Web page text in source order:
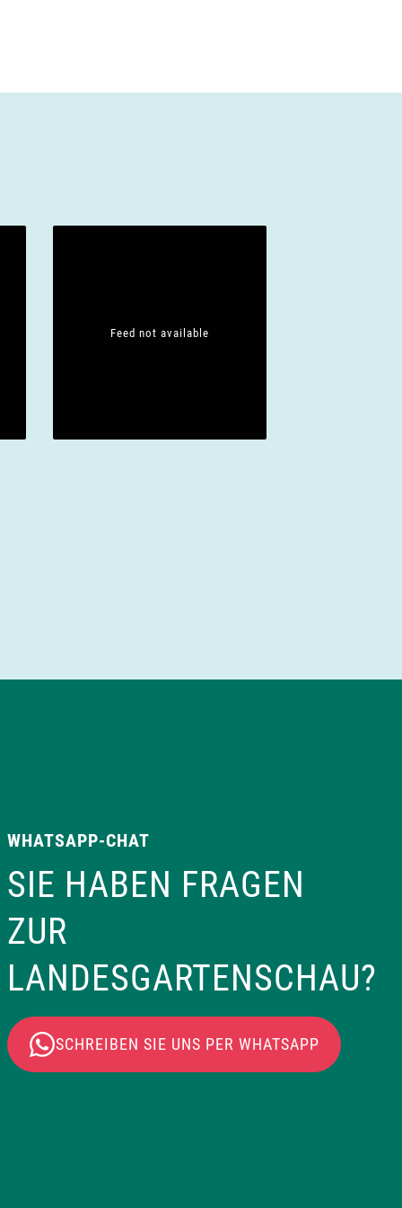
Feed not available
WHATSAPP-CHAT
SIE HABEN FRAGEN
ZUR
LANDESGARTENSCHAU?
SCHREIBEN SIE UNS PER WHATSAPP